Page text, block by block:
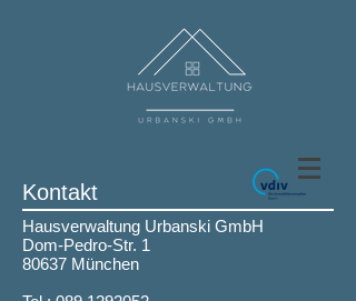
Kontakt
Hausverwaltung Urbanski GmbH
Dom-Pedro-Str. 1
80637 München